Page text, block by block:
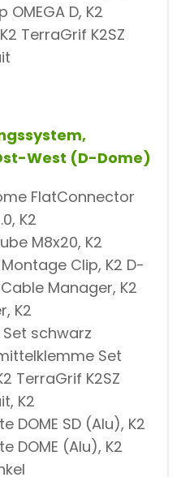
D, K2
TerraGrif K2SZ
West (D-Dome)
FlatConnector
K2
M8x20, K2
Clip, K2 D-
Manager, K2
K2
schwarz
Set
TerraGrif K2SZ
K2
DOME SD (Alu), K2
DOME (Alu), K2